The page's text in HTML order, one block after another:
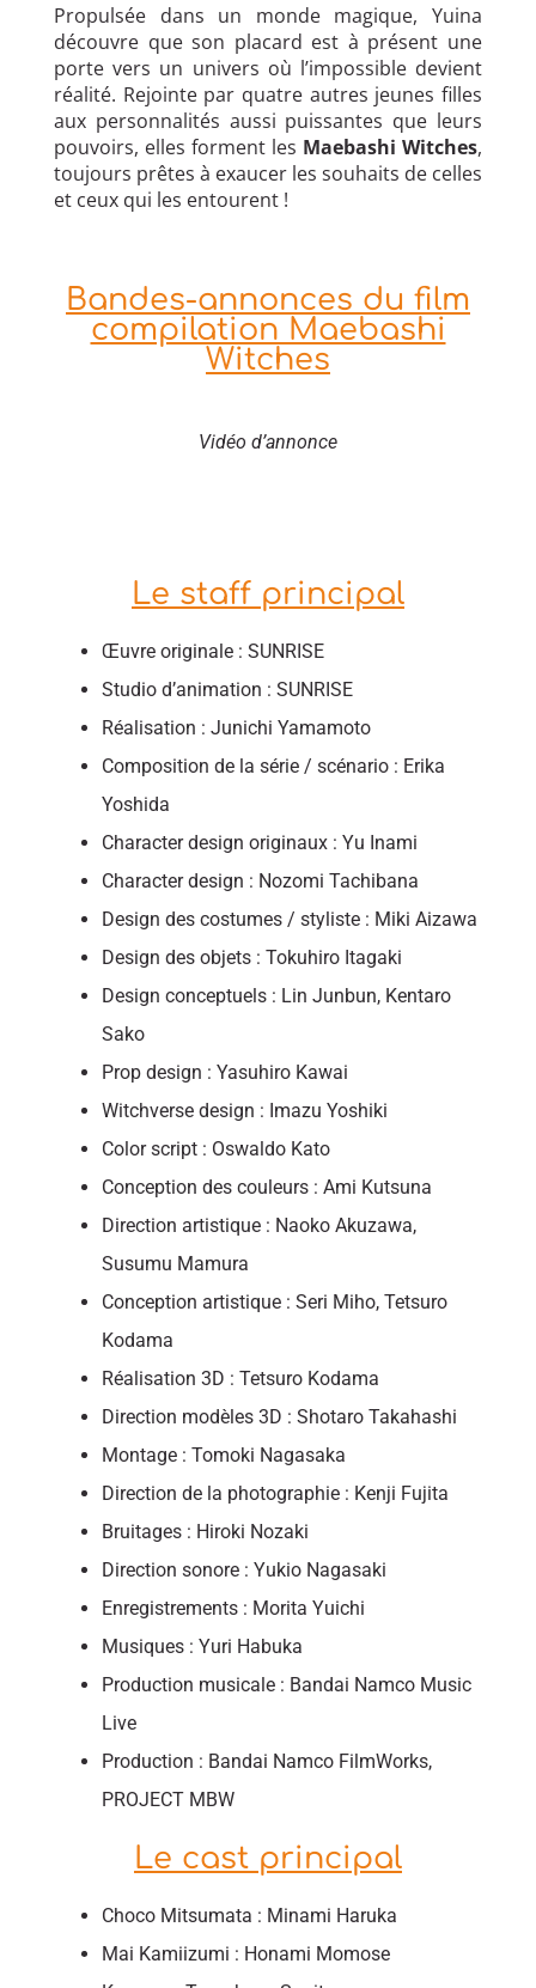
Propulsée dans un monde magique, Yuina
découvre que son placard est à présent une
porte vers un univers où l’impossible devient
réalité. Rejointe par quatre autres jeunes filles
aux personnalités aussi puissantes que leurs
pouvoirs, elles forment les Maebashi Witches,
toujours prêtes à exaucer les souhaits de celles
et ceux qui les entourent !
Bandes-annonces du film
compilation Maebashi
Witches
Vidéo d’annonce
Le staff principal
Œuvre originale : SUNRISE
Studio d’animation : SUNRISE
Réalisation : Junichi Yamamoto
Composition de la série / scénario : Erika
Yoshida
Character design originaux : Yu Inami
Character design : Nozomi Tachibana
Design des costumes / styliste : Miki Aizawa
Design des objets : Tokuhiro Itagaki
Design conceptuels : Lin Junbun, Kentaro
Sako
Prop design : Yasuhiro Kawai
Witchverse design : Imazu Yoshiki
Color script : Oswaldo Kato
Conception des couleurs : Ami Kutsuna
Direction artistique : Naoko Akuzawa,
Susumu Mamura
Conception artistique : Seri Miho, Tetsuro
Kodama
Réalisation 3D : Tetsuro Kodama
Direction modèles 3D : Shotaro Takahashi
Montage : Tomoki Nagasaka
Direction de la photographie : Kenji Fujita
Bruitages : Hiroki Nozaki
Direction sonore : Yukio Nagasaki
Enregistrements : Morita Yuichi
Musiques : Yuri Habuka
Production musicale : Bandai Namco Music
Live
Production : Bandai Namco FilmWorks,
PROJECT MBW
Le cast principal
Choco Mitsumata : Minami Haruka
Mai Kamiizumi : Honami Momose